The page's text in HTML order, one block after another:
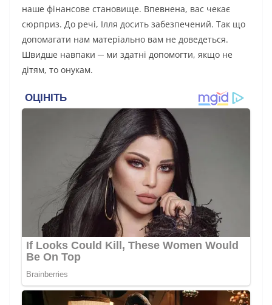
наше фінансове становище. Впевнена, вас чекає
сюрприз. До речі, Ілля досить забезпечений. Так що
допомагати нам матеріально вам не доведеться.
Швидше навпаки ─ ми здатні допомогти, якщо не
дітям, то онукам.